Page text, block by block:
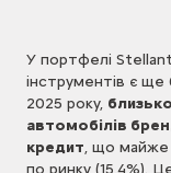
У портфелі
інструментів є ще
2025 року,
автомобілів
кредит, що майже